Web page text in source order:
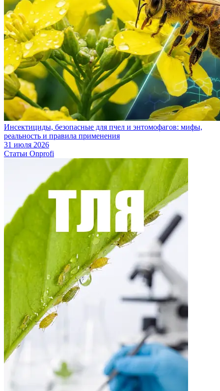
Инсектициды, безопасные для пчел и энтомофагов: мифы,
реальность и правила применения
31 июля 2026
Статьи Onprofi